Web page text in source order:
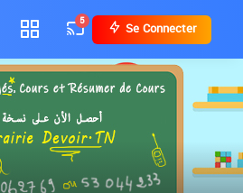
5 Se Connecter